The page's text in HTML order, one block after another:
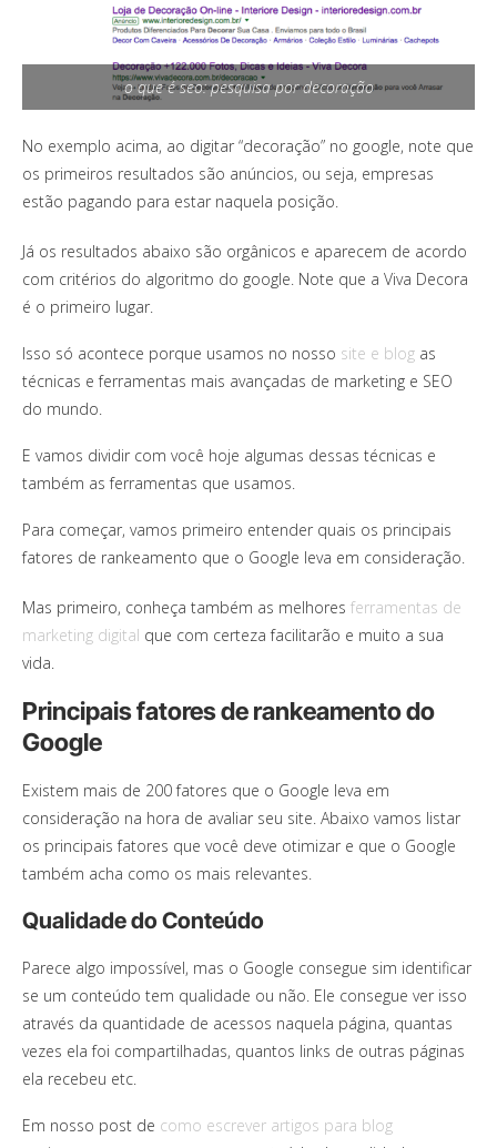
o que é seo: pesquisa por decoração
No exemplo acima, ao digitar “decoração” no google, note que
os primeiros resultados são anúncios, ou seja, empresas
estão pagando para estar naquela posição.
Já os resultados abaixo são orgânicos e aparecem de acordo
com critérios do algoritmo do google. Note que a Viva Decora
é o primeiro lugar.
Isso só acontece porque usamos no nosso site e blog as
técnicas e ferramentas mais avançadas de marketing e SEO
do mundo.
E vamos dividir com você hoje algumas dessas técnicas e
também as ferramentas que usamos.
Para começar, vamos primeiro entender quais os principais
fatores de rankeamento que o Google leva em consideração.
Mas primeiro, conheça também as melhores ferramentas de
marketing digital que com certeza facilitarão e muito a sua
vida.
Principais fatores de rankeamento do
Google
Existem mais de 200 fatores que o Google leva em
consideração na hora de avaliar seu site. Abaixo vamos listar
os principais fatores que você deve otimizar e que o Google
também acha como os mais relevantes.
Qualidade do Conteúdo
Parece algo impossível, mas o Google consegue sim identificar
se um conteúdo tem qualidade ou não. Ele consegue ver isso
através da quantidade de acessos naquela página, quantas
vezes ela foi compartilhadas, quantos links de outras páginas
ela recebeu etc.
Em nosso post de como escrever artigos para blog